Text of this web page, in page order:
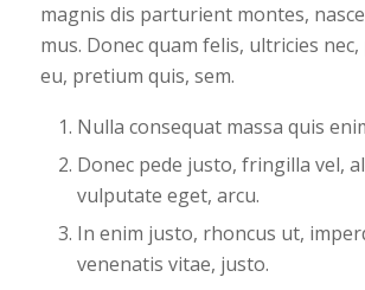
magnis dis parturient montes,
mus. Donec quam felis, ultricies
eu, pretium quis, sem.
Nulla consequat massa quis
Donec pede justo, fringilla vel,
vulputate eget, arcu.
In enim justo, rhoncus ut,
venenatis vitae, justo.